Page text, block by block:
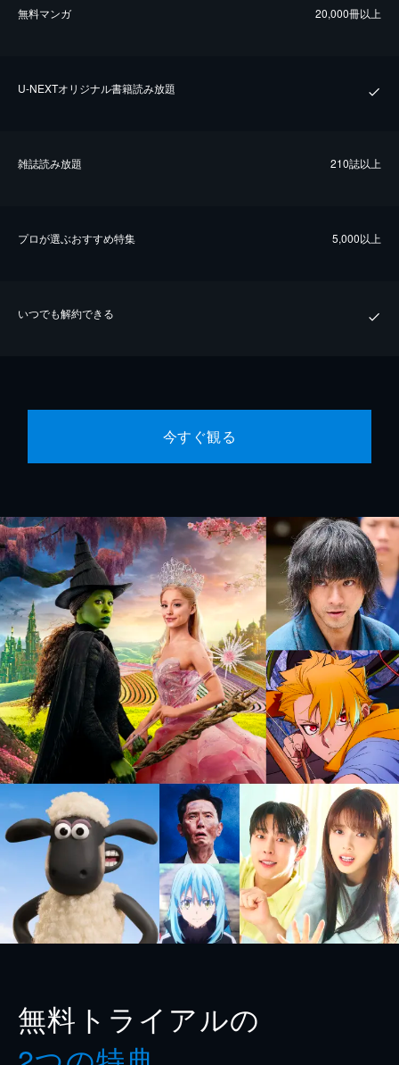
無料マンガ 20,000冊以上
U-NEXTオリジナル書籍読み放題
雑誌読み放題 210誌以上
プロが選ぶおすすめ特集 5,000以上
いつでも解約できる
今すぐ観る
無料トライアルの